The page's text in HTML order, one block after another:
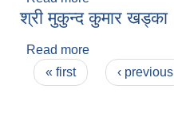
श्री मुकुन्द कुमार खड्का
Read more
Pages
« first ‹ previous